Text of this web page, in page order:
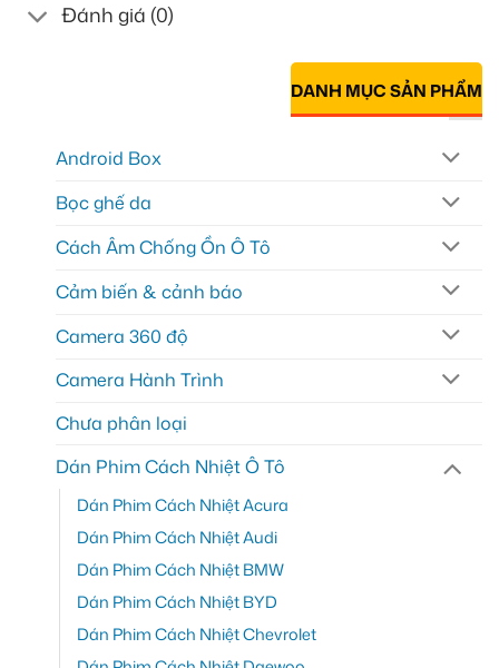
Đánh giá (0)
DANH MỤC SẢN PHẨM
Android Box
Bọc ghế da
Cách Âm Chống Ồn Ô Tô
Cảm biến & cảnh báo
Camera 360 độ
Camera Hành Trình
Chưa phân loại
Dán Phim Cách Nhiệt Ô Tô
Dán Phim Cách Nhiệt Acura
Dán Phim Cách Nhiệt Audi
Dán Phim Cách Nhiệt BMW
Dán Phim Cách Nhiệt BYD
Dán Phim Cách Nhiệt Chevrolet